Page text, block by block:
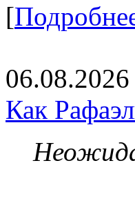
[
06.08.2026
Как